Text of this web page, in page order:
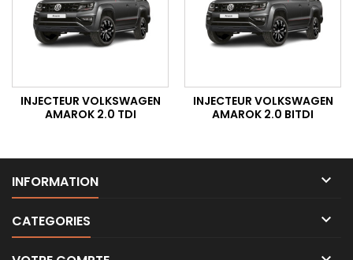
INJECTEUR VOLKSWAGEN
AMAROK 2.0 TDI
INJECTEUR VOLKSWAGEN
AMAROK 2.0 BITDI
INFORMATION 
CATEGORIES 